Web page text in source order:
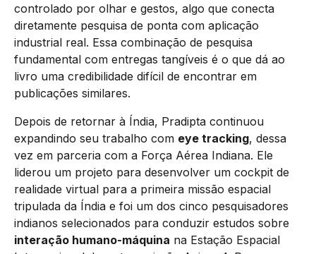
controlado por olhar e gestos, algo que conecta
diretamente pesquisa de ponta com aplicação
industrial real. Essa combinação de pesquisa
fundamental com entregas tangíveis é o que dá ao
livro uma credibilidade difícil de encontrar em
publicações similares.
Depois de retornar à Índia, Pradipta continuou
expandindo seu trabalho com eye tracking, dessa
vez em parceria com a Força Aérea Indiana. Ele
liderou um projeto para desenvolver um cockpit de
realidade virtual para a primeira missão espacial
tripulada da Índia e foi um dos cinco pesquisadores
indianos selecionados para conduzir estudos sobre
interação humano-máquina na Estação Espacial